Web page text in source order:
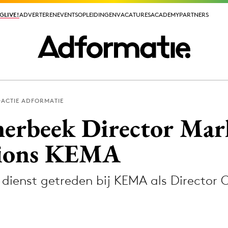
ADVERTERENEVENTSOPLEIDINGENVACATURESACADEMYPARTNERS
ADVERTERENEVENTSOPLEIDINGENVACATURESACADEMYPARTNERS
Media
ADFORMATIE
Director
KEMA
getreden bij KEMA als Director